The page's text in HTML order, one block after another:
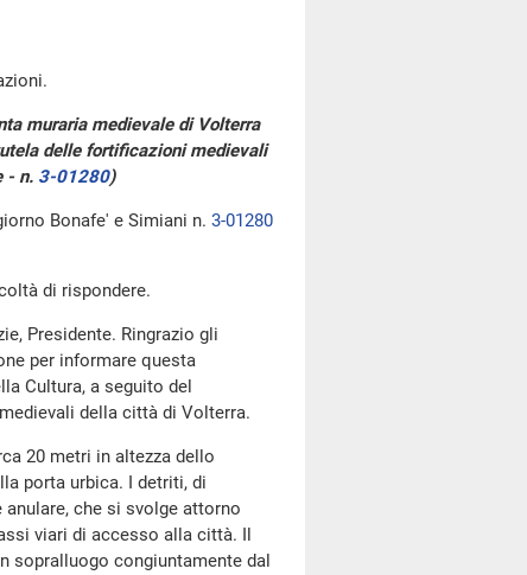
muraria medievale di Volterra
delle fortificazioni medievali
- n. 3-01280)
Bonafe' e Simiani n. 3-01280
di rispondere.
Presidente. Ringrazio gli
per informare questa
Cultura, a seguito del
della città di Volterra.
20 metri in altezza dello
porta urbica. I detriti, di
che si svolge attorno
viari di accesso alla città. Il
sopralluogo congiuntamente dal